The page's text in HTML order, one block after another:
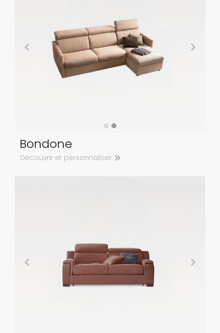
Bondone
Découvrir et personnaliser